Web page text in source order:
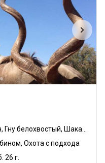
Охота с подхода
26 г.